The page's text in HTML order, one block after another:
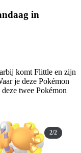
in
komt Flittle en zijn
je deze Pokémon
twee Pokémon
2/2